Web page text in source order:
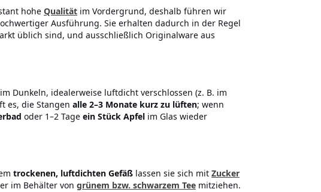
hohe Qualität im Vordergrund, deshalb führen wir
Ausführung. Sie erhalten dadurch in der Regel
üblich sind, und ausschließlich Originalware aus
Dunkeln, idealerweise luftdicht verschlossen (z. B. im
es, die Stangen alle 2–3 Monate kurz zu lüften; wenn
oder 1–2 Tage ein Stück Apfel im Glas wieder
trockenen, luftdichten Gefäß lassen sie sich mit Zucker
im Behälter von grünem bzw. schwarzem Tee mitziehen.